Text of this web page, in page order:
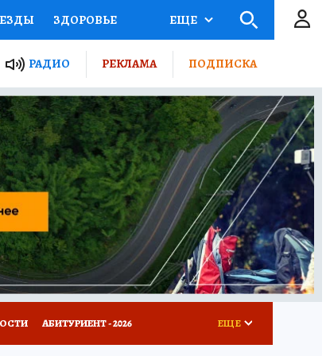
ЗДОРОВЬЕ
ПУТЕВОДИТЕЛЬ
ТУРИЗМ
ВСЕ О КП
ЕЩЕ
РАДИО РЕКЛАМА ПОДПИСКА
АБИТУРИЕНТ - 2026 ЕЩЕ